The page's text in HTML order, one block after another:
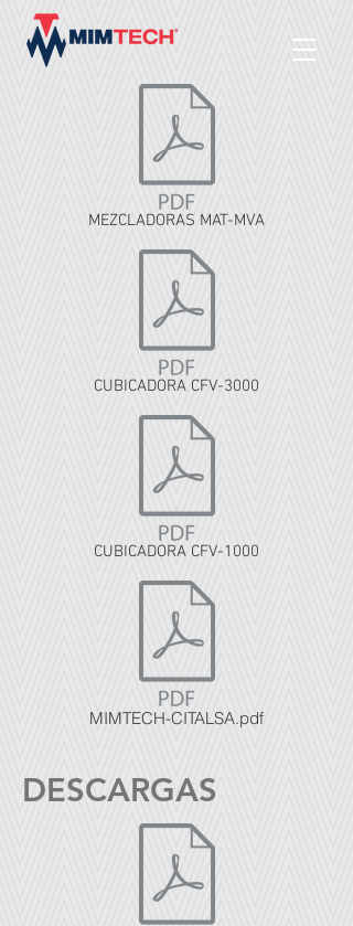
MEZCLADORAS MAT-MVA
CUBICADORA CFV-3000
CUBICADORA CFV-1000
MIMTECH-CITALSA.pdf
DESCARGAS